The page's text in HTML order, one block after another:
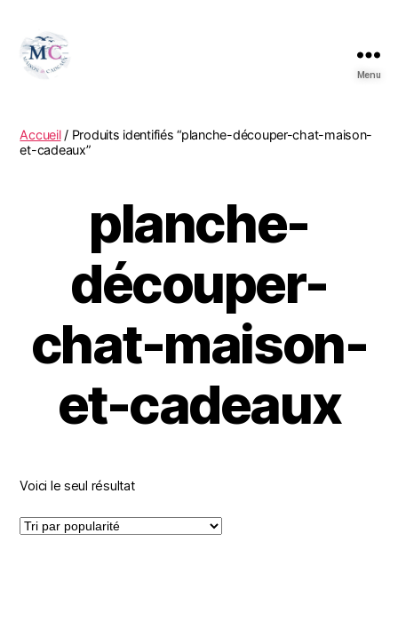
Menu
Accueil/ Produits identifiés “planche-découper-chat-maison-
et-cadeaux”
planche-
découper-
chat-maison-
et-cadeaux
Voici le seul résultat